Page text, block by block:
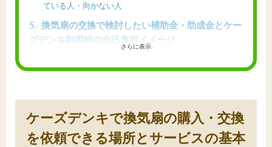
ている人・向かない人
5
換気扇の交換で検討したい補助金・助成金とケー
ズデンキ利用時の自己負担イメージ
すいケース
ミュレーション例
6
DIYで換気扇を交換する場合とケーズデンキに任
せる場合の比較
さらに表示
ケーズデンキで換気扇の購入・交換
を依頼できる場所とサービスの基本